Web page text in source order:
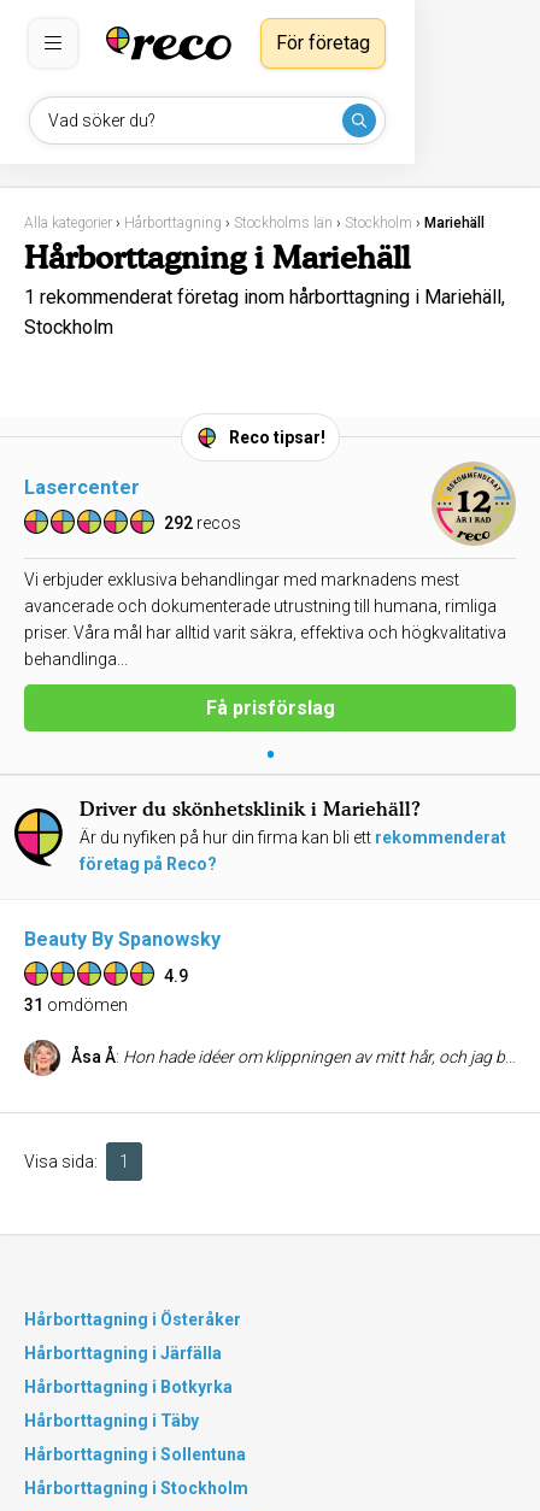
Vad söker du?
För företag
Alla kategorier › Hårborttagning › Stockholms län › Stockholm › Mariehäll
Hårborttagning i Mariehäll
1 rekommenderat företag inom hårborttagning i Mariehäll,
Stockholm
Reco tipsar!
Lasercenter
292 recos
Vi erbjuder exklusiva behandlingar med marknadens mest
avancerade och dokumenterade utrustning till humana, rimliga
priser. Våra mål har alltid varit säkra, effektiva och högkvalitativa
behandlinga...
Få prisförslag
•
Driver du skönhetsklinik i Mariehäll?
Är du nyfiken på hur din firma kan bli ett rekommenderat
företag på Reco?
Beauty By Spanowsky
4.9
31 omdömen
Åsa Å: Hon hade idéer om klippningen av mitt hår, och jag blev jättenöjd med resultatet. Hon är mycket trevlig och professionell . Jag kommer att vara en trogen kund.
Visa sida: 1
Hårborttagning i Österåker
Hårborttagning i Järfälla
Hårborttagning i Botkyrka
Hårborttagning i Täby
Hårborttagning i Sollentuna
Hårborttagning i Stockholm